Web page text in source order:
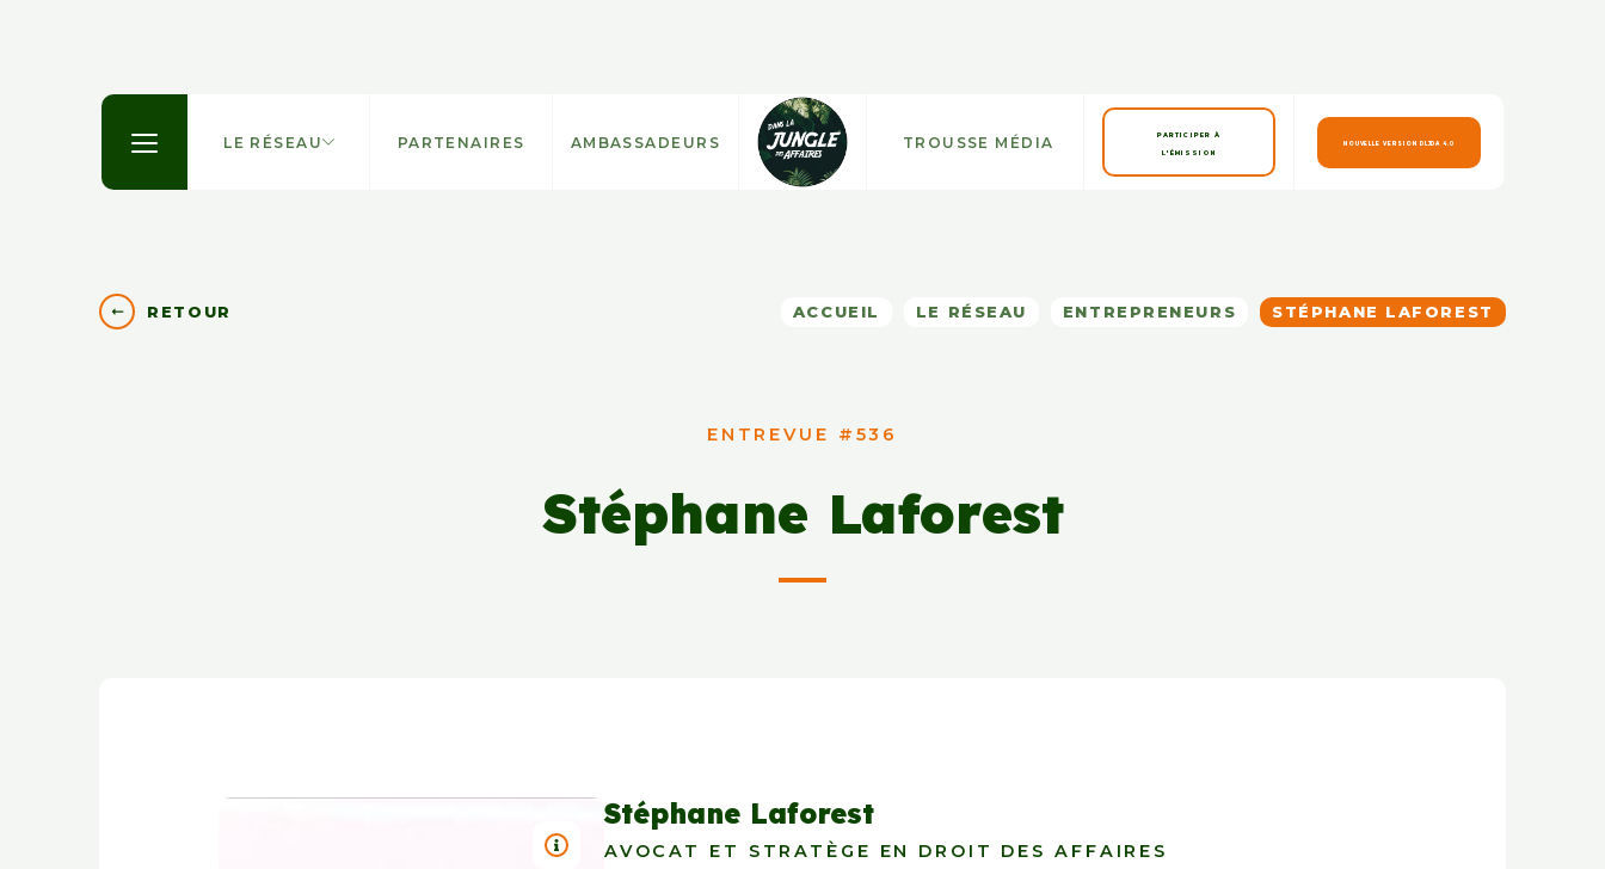
LE RÉSEAU PARTENAIRES AMBASSADEURS TROUSSE MÉDIA PARTICIPER À
L'ÉMISSION
NOUVELLE VERSION DLJDA 4.0
RETOUR ACCUEIL LE RÉSEAU ENTREPRENEURS STÉPHANE LAFOREST
ENTREVUE #536
Stéphane Laforest
TITRE : STEPHANE LAFOREST
Stéphane Laforest
AVOCAT ET STRATÈGE EN DROIT DES AFFAIRES